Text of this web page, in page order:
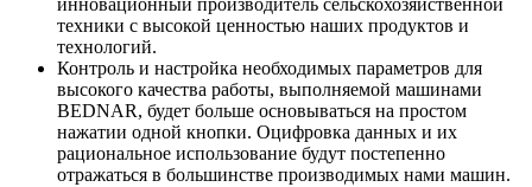
инновационный производитель сельскохозяйственной
техники с высокой ценностью наших продуктов и
технологий.
Контроль и настройка необходимых параметров для
высокого качества работы, выполняемой машинами
BEDNAR, будет больше основываться на простом
нажатии одной кнопки. Оцифровка данных и их
рациональное использование будут постепенно
отражаться в большинстве производимых нами машин.